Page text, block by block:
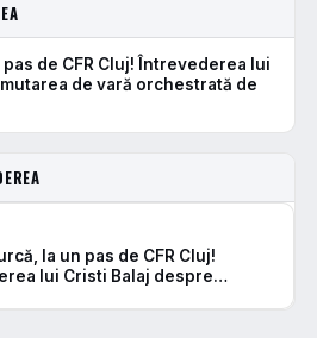
de CFR Cluj! Întrevederea lui
de vară orchestrată de
la un pas de CFR Cluj!
lui Cristi Balaj despre